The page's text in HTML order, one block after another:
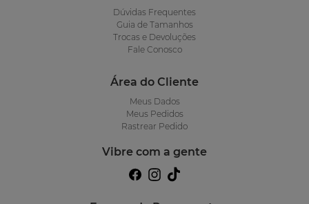
Dúvidas Frequentes
Guia de Tamanhos
Trocas e Devoluções
Fale Conosco
Área do Cliente
Meus Dados
Meus Pedidos
Rastrear Pedido
Vibre com a gente